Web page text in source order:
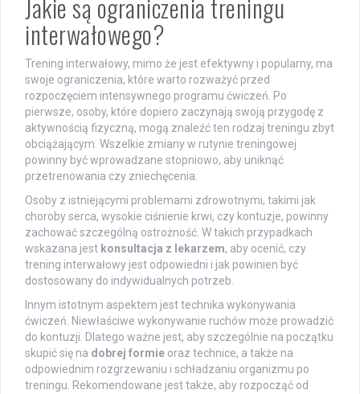
Jakie są ograniczenia treningu
interwałowego?
Trening interwałowy, mimo że jest efektywny i popularny, ma
swoje ograniczenia, które warto rozważyć przed
rozpoczęciem intensywnego programu ćwiczeń. Po
pierwsze, osoby, które dopiero zaczynają swoją przygodę z
aktywnością fizyczną, mogą znaleźć ten rodzaj treningu zbyt
obciążającym. Wszelkie zmiany w rutynie treningowej
powinny być wprowadzane stopniowo, aby uniknąć
przetrenowania czy zniechęcenia.
Osoby z istniejącymi problemami zdrowotnymi, takimi jak
choroby serca, wysokie ciśnienie krwi, czy kontuzje, powinny
zachować szczególną ostrożność. W takich przypadkach
wskazana jest konsultacja z lekarzem, aby ocenić, czy
trening interwałowy jest odpowiedni i jak powinien być
dostosowany do indywidualnych potrzeb.
Innym istotnym aspektem jest technika wykonywania
ćwiczeń. Niewłaściwe wykonywanie ruchów może prowadzić
do kontuzji. Dlatego ważne jest, aby szczególnie na początku
skupić się na dobrej formie oraz technice, a także na
odpowiednim rozgrzewaniu i schładzaniu organizmu po
treningu. Rekomendowane jest także, aby rozpocząć od